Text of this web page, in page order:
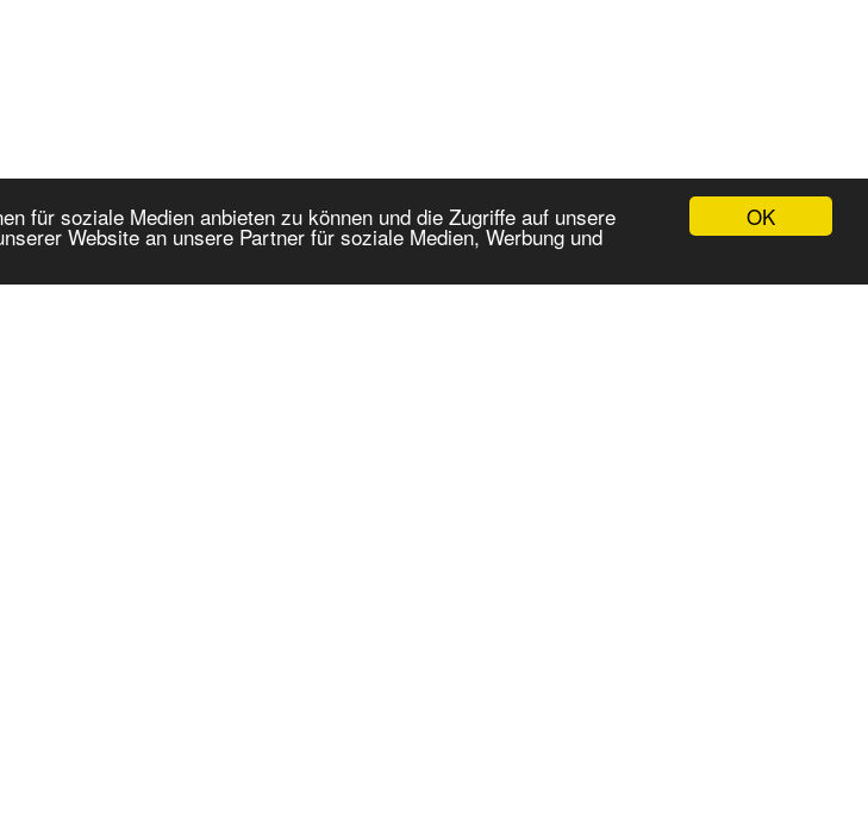
OK
für soziale Medien anbieten zu können und die Zugriffe auf unsere
Website an unsere Partner für soziale Medien, Werbung und